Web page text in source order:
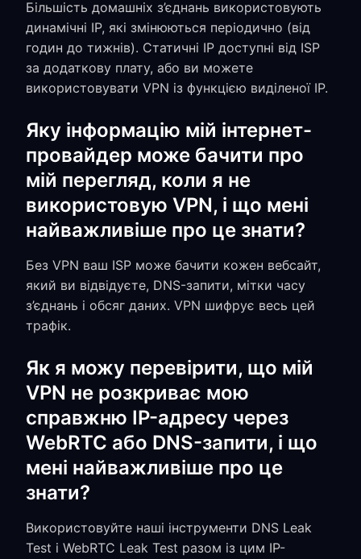
Більшість домашніх з’єднань використовують
динамічні IP, які змінюються періодично (від
годин до тижнів). Статичні IP доступні від ISP
за додаткову плату, або ви можете
використовувати VPN із функцією виділеної IP.
Яку інформацію мій інтернет-
провайдер може бачити про
мій перегляд, коли я не
використовую VPN, і що мені
найважливіше про це знати?
Без VPN ваш ISP може бачити кожен вебсайт,
який ви відвідуєте, DNS-запити, мітки часу
з’єднань і обсяг даних. VPN шифрує весь цей
трафік.
Як я можу перевірити, що мій
VPN не розкриває мою
справжню IP-адресу через
WebRTC або DNS-запити, і що
мені найважливіше про це
знати?
Використовуйте наші інструменти DNS Leak
Test і WebRTC Leak Test разом із цим IP-